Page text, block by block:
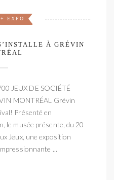
EXPO
À GRÉVIN
JEUX DE SOCIÉTÉ
MONTRÉAL Grévin
Présenté en
le musée présente, du 20
Jeux, une exposition
...